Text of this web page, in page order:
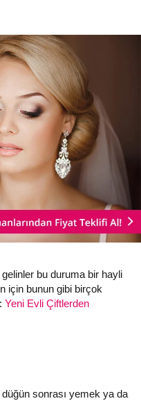
bu duruma bir hayli
için bunun gibi birçok
Yeni Evli Çiftlerden
sonrası yemek ya da